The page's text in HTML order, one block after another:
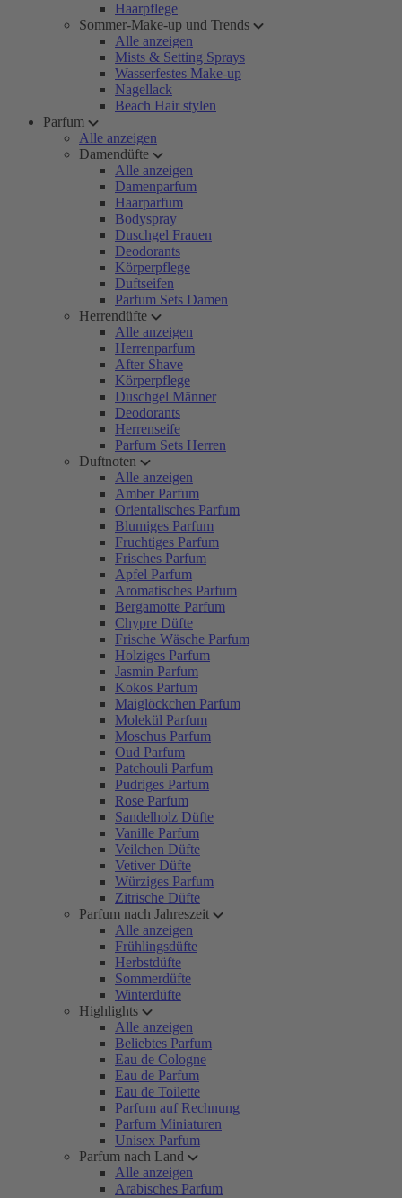
Haarpflege
Sommer-Make-up und Trends
Alle anzeigen
Mists & Setting Sprays
Wasserfestes Make-up
Nagellack
Beach Hair stylen
Parfum
Alle anzeigen
Damendüfte
Alle anzeigen
Damenparfum
Haarparfum
Bodyspray
Duschgel Frauen
Deodorants
Körperpflege
Duftseifen
Parfum Sets Damen
Herrendüfte
Alle anzeigen
Herrenparfum
After Shave
Körperpflege
Duschgel Männer
Deodorants
Herrenseife
Parfum Sets Herren
Duftnoten
Alle anzeigen
Amber Parfum
Orientalisches Parfum
Blumiges Parfum
Fruchtiges Parfum
Frisches Parfum
Apfel Parfum
Aromatisches Parfum
Bergamotte Parfum
Chypre Düfte
Frische Wäsche Parfum
Holziges Parfum
Jasmin Parfum
Kokos Parfum
Maiglöckchen Parfum
Molekül Parfum
Moschus Parfum
Oud Parfum
Patchouli Parfum
Pudriges Parfum
Rose Parfum
Sandelholz Düfte
Vanille Parfum
Veilchen Düfte
Vetiver Düfte
Würziges Parfum
Zitrische Düfte
Parfum nach Jahreszeit
Alle anzeigen
Frühlingsdüfte
Herbstdüfte
Sommerdüfte
Winterdüfte
Highlights
Alle anzeigen
Beliebtes Parfum
Eau de Cologne
Eau de Parfum
Eau de Toilette
Parfum auf Rechnung
Parfum Miniaturen
Unisex Parfum
Parfum nach Land
Alle anzeigen
Arabisches Parfum